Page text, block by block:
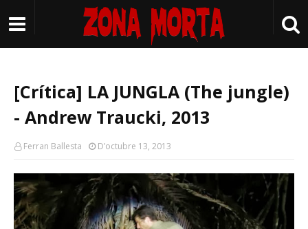
[Crítica] LA JUNGLA (The jungle)
- Andrew Traucki, 2013
Ferran Ballesta D’octubre 13, 2013